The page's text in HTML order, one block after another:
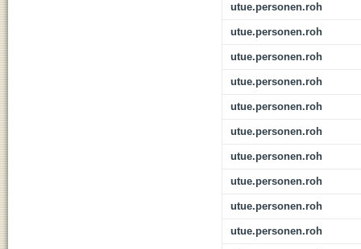
utue.personen.roh
utue.personen.roh
utue.personen.roh
utue.personen.roh
utue.personen.roh
utue.personen.roh
utue.personen.roh
utue.personen.roh
utue.personen.roh
utue.personen.roh